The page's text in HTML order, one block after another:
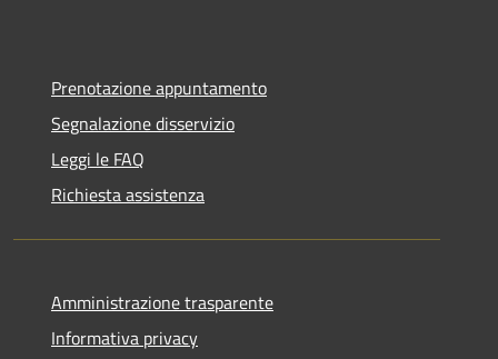
Prenotazione appuntamento
Segnalazione disservizio
Leggi le FAQ
Richiesta assistenza
Amministrazione trasparente
Informativa privacy